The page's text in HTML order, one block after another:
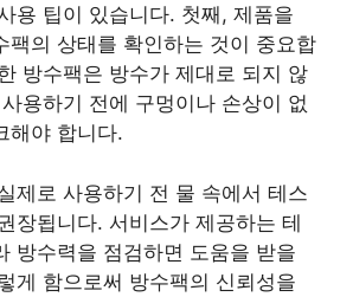
용 팁이 있습니다. 첫째, 제품을
팩의 상태를 확인하는 것이 중요합
방수팩은 방수가 제대로 되지 않
용하기 전에 구멍이나 손상이 없
해야 합니다.
제로 사용하기 전 물 속에서 테스
장됩니다. 서비스가 제공하는 테
방수력을 점검하면 도움을 받을
게 함으로써 방수팩의 신뢰성을